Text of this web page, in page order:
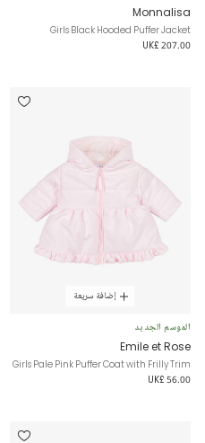
Monnalisa
Girls Black Hooded Puffer Jacket
UK£ 207.00
إضافة سريعة
الموسم الجديد
Emile et Rose
Girls Pale Pink Puffer Coat with Frilly Trim
UK£ 56.00